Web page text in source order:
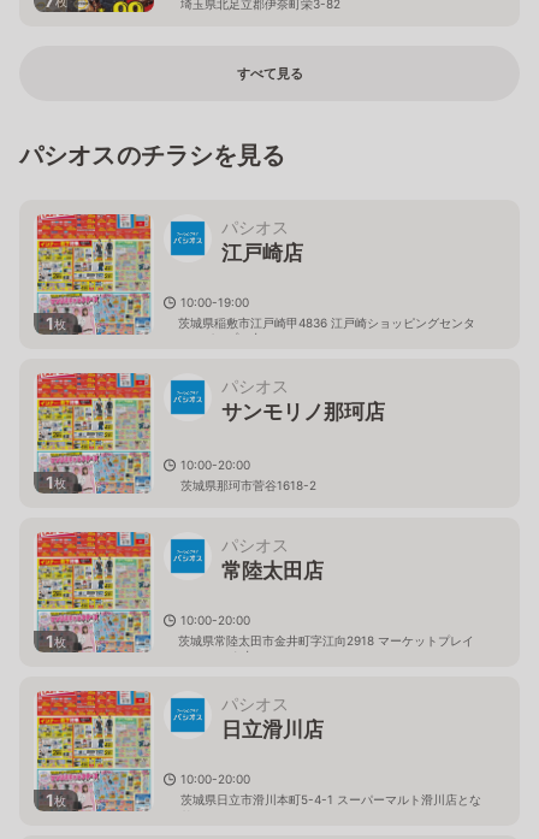
埼玉県北足立郡伊奈町栄3-82
すべて見る
パシオスのチラシを見る
1枚
パシオス
江戸崎店
10:00-19:00
茨城県稲敷市江戸崎甲4836 江戸崎ショッピングセンタ
ー（パンプ）内
1枚
パシオス
サンモリノ那珂店
10:00-20:00
茨城県那珂市菅谷1618-2
1枚
パシオス
常陸太田店
10:00-20:00
茨城県常陸太田市金井町字江向2918 マーケットプレイ
ス フェスタ内
1枚
パシオス
日立滑川店
10:00-20:00
茨城県日立市滑川本町5-4-1 スーパーマルト滑川店とな